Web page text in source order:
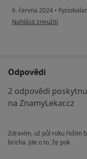
6. června 2024 •
podle názoru uživatele
Nahlásit zneužití
Odpovědi
2 odpovědí
na ZnamyLekar.cz
Zdravím, už půl roku řeším
bricha. Jde o to, že pok